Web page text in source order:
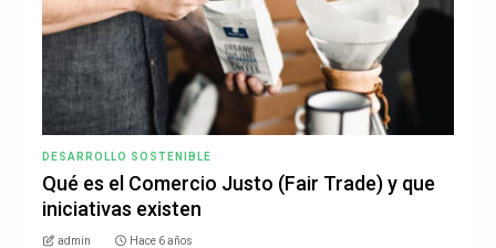
DESARROLLO SOSTENIBLE
Qué es el Comercio Justo (Fair Trade) y que
iniciativas existen
admin Hace 6 años